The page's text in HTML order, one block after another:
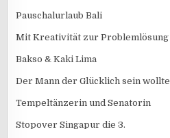
Pauschalurlaub Bali
Mit Kreativität zur Problemlösung
Bakso & Kaki Lima
Der Mann der Glücklich sein wollte
Tempeltänzerin und Senatorin
Stopover Singapur die 3.